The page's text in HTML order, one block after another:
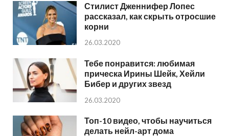
Стилист Дженнифер Лопес
рассказал, как скрыть отросшие
корни
26.03.2020
Тебе понравится: любимая
прическа Ирины Шейк, Хейли
Бибер и других звезд
26.03.2020
Топ-10 видео, чтобы научиться
делать нейл-арт дома